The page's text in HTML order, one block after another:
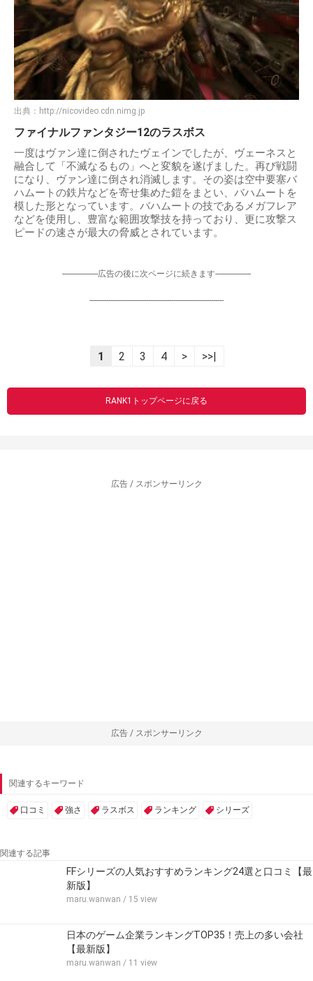
出典： http://nicovideo.cdn.nimg.jp
ファイナルファンタジー12のラスボス
一度はヴァン達に倒されたヴェインでしたが、ヴェーネスと
融合して「不滅なるもの」へと変貌を遂げました。再び戦闘
になり、ヴァン達に倒され消滅します。その姿は空中要塞バ
ハムートの鉄片などを寄せ集めた鎧をまとい、バハムートを
模した形となっています。バハムートの技であるメガフレア
などを使用し、豊富な範囲攻撃技を持っており、更に攻撃ス
ピードの速さが最大の脅威とされています。
-----------------広告の後に次ページに続きます-----------------
----------------------------------------------------------------
1 2 3 4 > >>|
RANK1トップページに戻る
広告 / スポンサーリンク
広告 / スポンサーリンク
関連するキーワード
口コミ 強さ ラスボス ランキング シリーズ
関連する記事
FFシリーズの人気おすすめランキング24選と口コミ【最
新版】
maru.wanwan / 15 view
日本のゲーム企業ランキングTOP35！売上の多い会社
【最新版】
maru.wanwan / 11 view